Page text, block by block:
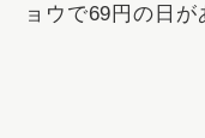
ョウで69円の日が